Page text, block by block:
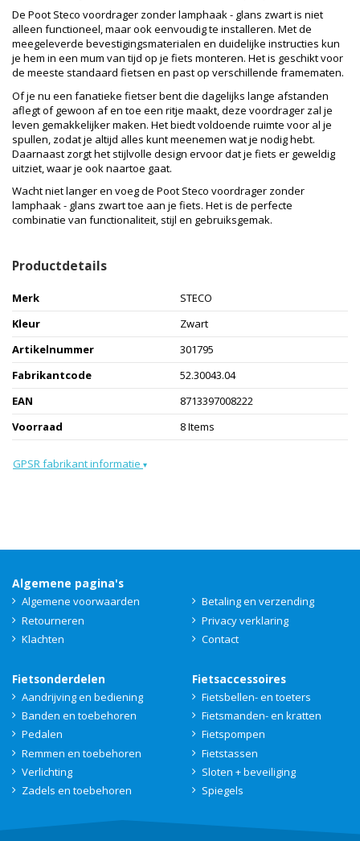
De Poot Steco voordrager zonder lamphaak - glans zwart is niet
alleen functioneel, maar ook eenvoudig te installeren. Met de
meegeleverde bevestigingsmaterialen en duidelijke instructies kun
je hem in een mum van tijd op je fiets monteren. Het is geschikt voor
de meeste standaard fietsen en past op verschillende framematen.
Of je nu een fanatieke fietser bent die dagelijks lange afstanden
aflegt of gewoon af en toe een ritje maakt, deze voordrager zal je
leven gemakkelijker maken. Het biedt voldoende ruimte voor al je
spullen, zodat je altijd alles kunt meenemen wat je nodig hebt.
Daarnaast zorgt het stijlvolle design ervoor dat je fiets er geweldig
uitziet, waar je ook naartoe gaat.
Wacht niet langer en voeg de Poot Steco voordrager zonder
lamphaak - glans zwart toe aan je fiets. Het is de perfecte
combinatie van functionaliteit, stijl en gebruiksgemak.
Productdetails
Merk
STECO
Kleur
Zwart
Artikelnummer
301795
Fabrikantcode
52.30043.04
EAN
8713397008222
Voorraad
8 Items
GPSR fabrikant informatie ▾
Algemene pagina's
Algemene voorwaarden
Betaling en verzending
Retourneren
Privacy verklaring
Klachten
Contact
Fietsonderdelen
Aandrijving en bediening
Banden en toebehoren
Pedalen
Remmen en toebehoren
Verlichting
Zadels en toebehoren
Fietsaccessoires
Fietsbellen- en toeters
Fietsmanden- en kratten
Fietspompen
Fietstassen
Sloten + beveiliging
Spiegels